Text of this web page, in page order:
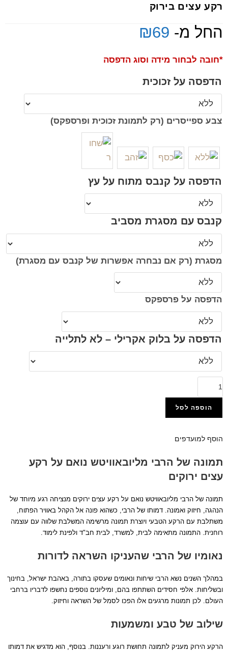
רקע עצים בירוק
החל מ- ₪69
*חובה לבחור מידה וסוג הדפסה
הדפסה על זכוכית
צבע ספייסרים (רק לתמונת זכוכית ופרספקס)
הדפסה על קנבס מתוח על עץ
קנבס עם מסגרת מסביב
מסגרת (רק אם נבחרה אפשרות של קנבס עם מסגרת)
הדפסה על פרספקס
הדפסה על בלוק אקרילי – לא לתלייה
הוספה לסל
הוסף למועדפים
תמונה של הרבי מליובאוויטש נואם על רקע
עצים ירוקים
תמונה של הרבי מליובאוויטש נואם על רקע עצים ירוקים מנציחה רגע מיוחד של
הנהגה, חיזוק ואמונה. דמותו של הרבי, כשהוא פונה אל הקהל באוויר הפתוח,
משתלבת עם הרקע הטבעי ויוצרת תמונה מרשימה המשלבת שלווה עם עוצמה
רוחנית. התמונה מתאימה לבית, למשרד, לבית חב"ד ולפינת לימוד.
נאומיו של הרבי שהעניקו השראה לדורות
במהלך השנים נשא הרבי שיחות ונאומים שעסקו בתורה, באהבת ישראל, בחינוך
ובשליחות. אלפי חסידים השתתפו בהם, ומיליונים נוספים נחשפו לדבריו ברחבי
העולם. לכן תמונות מרגעים אלו הפכו לסמל של השראה וחיזוק.
שילוב של טבע ומשמעות
הרקע הירוק מעניק לתמונה תחושת רוגע ורעננות. בנוסף, הוא מדגיש את דמותו